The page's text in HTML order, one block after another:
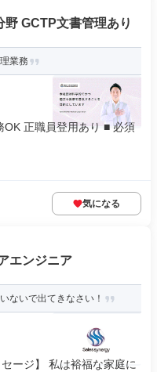
GCTP文書管理あり
業務
正職員登用あり ■ 必須
気になる
エンジニア
ないで出てきなさい！
ージ】 私は裕福な家庭に